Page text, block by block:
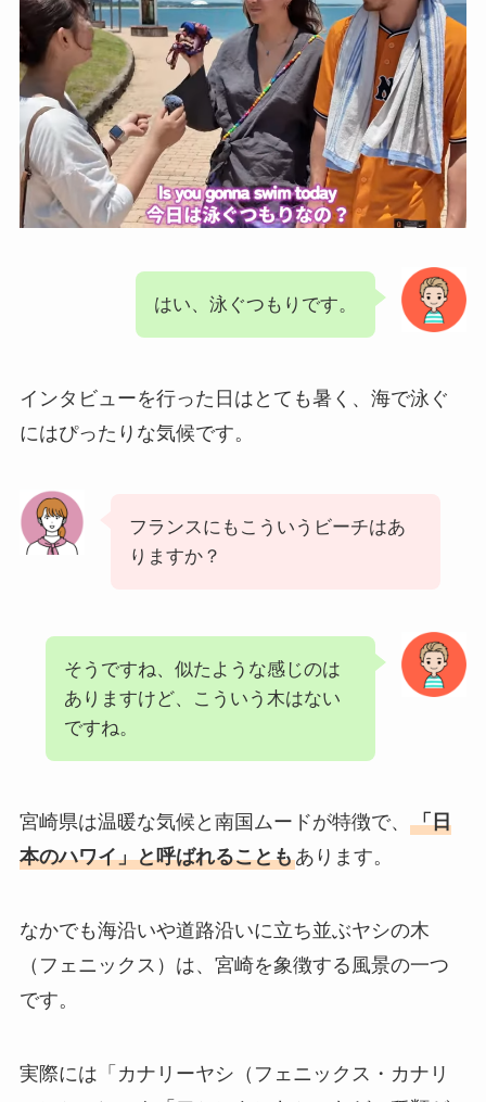
はい、泳ぐつもりです。
インタビューを行った日はとても暑く、海で泳ぐ
にはぴったりな気候です。
フランスにもこういうビーチはあ
りますか？
そうですね、似たような感じのは
ありますけど、こういう木はない
ですね。
宮崎県は温暖な気候と南国ムードが特徴で、 「日
本のハワイ」と呼ばれることもあります。
なかでも海沿いや道路沿いに立ち並ぶヤシの木
（フェニックス）は、宮崎を象徴する風景の一つ
です。
実際には「カナリーヤシ（フェニックス・カナリ